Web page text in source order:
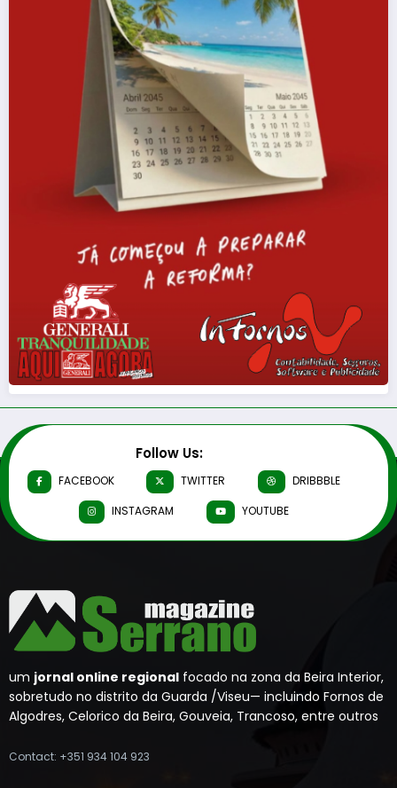
Follow Us:
FACEBOOK TWITTER
DRIBBBLE
INSTAGRAM
YOUTUBE
um jornal online regional focado na zona da Beira Interior,
sobretudo no distrito da Guarda /Viseu— incluindo Fornos de
Algodres, Celorico da Beira, Gouveia, Trancoso, entre outros
Contact: +351 934 104 923